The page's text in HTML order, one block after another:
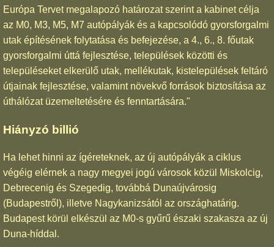
Európa Tervet megalapozó határozat szerint a kabinet célja
az M0, M3, M5, M7 autópályák és a kapcsolódó gyorsforgalmi
utak építésének folytatása és befejezése, a 4., 6., 8. főutak
gyorsforgalmi úttá fejlesztése, települések közötti és
településeket elkerülő utak, mellékutak, kistelepülések feltáró
útjainak fejlesztése, valamint növekvő források biztosítása az
úthálózat üzemeltetésére és fenntartására."
Hiányzó billió
Ha lehet hinni az ígéreteknek, az új autópályák a ciklus
végéig elérnek a nagy megyei jogú városok közül Miskolcig,
Debrecenig és Szegedig, továbbá Dunaújvárosig
(Budapestről), illetve Nagykanizsától az országhatárig.
Budapest körül elkészül az M0-s gyűrű északi szakasza az új
Duna-híddal.